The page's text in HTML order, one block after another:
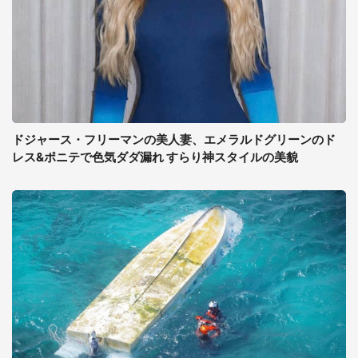
ドジャース・フリーマンの美人妻、エメラルドグリーンのド
レス&ポニテで色気ダダ漏れ すらり神スタイルの美貌